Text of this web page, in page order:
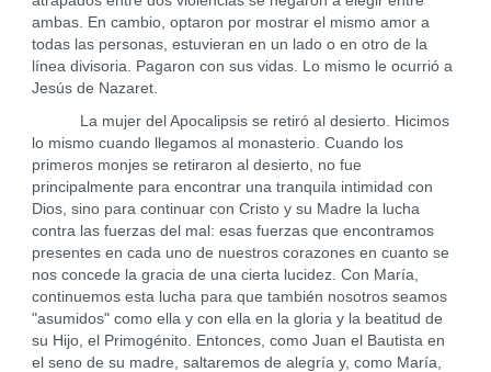
ambas. En cambio, optaron por mostrar el mismo amor a
todas las personas, estuvieran en un lado o en otro de la
línea divisoria. Pagaron con sus vidas. Lo mismo le ocurrió a
Jesús de Nazaret.
La mujer del Apocalipsis se retiró al desierto. Hicimos
lo mismo cuando llegamos al monasterio. Cuando los
primeros monjes se retiraron al desierto, no fue
principalmente para encontrar una tranquila intimidad con
Dios, sino para continuar con Cristo y su Madre la lucha
contra las fuerzas del mal: esas fuerzas que encontramos
presentes en cada uno de nuestros corazones en cuanto se
nos concede la gracia de una cierta lucidez. Con María,
continuemos esta lucha para que también nosotros seamos
"asumidos" como ella y con ella en la gloria y la beatitud de
su Hijo, el Primogénito. Entonces, como Juan el Bautista en
el seno de su madre, saltaremos de alegría y, como María,